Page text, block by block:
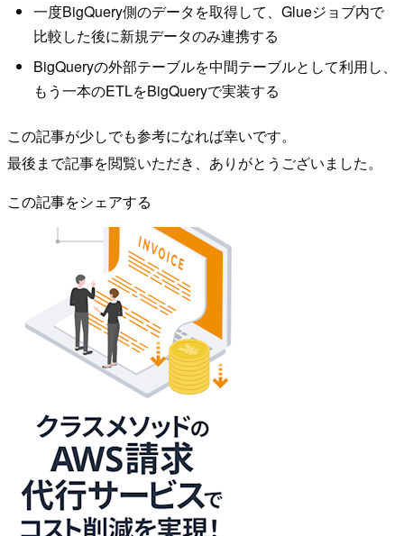
一度BigQuery側のデータを取得して、Glueジョブ内で
比較した後に新規データのみ連携する
BigQueryの外部テーブルを中間テーブルとして利用し、
もう一本のETLをBigQueryで実装する
この記事が少しでも参考になれば幸いです。
最後まで記事を閲覧いただき、ありがとうございました。
この記事をシェアする